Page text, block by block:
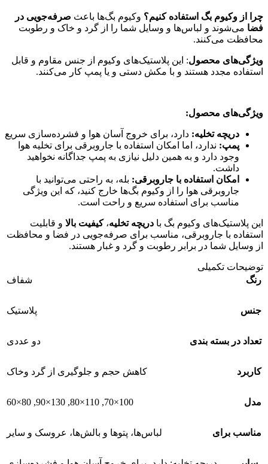
چرا از وکیوم بگ استفاده کنیم؟ وکیوم بگ‌ها باعث صرفه‌جویی در
فضا می‌شوند و لباس‌ها و وسایل شما را از گرد و خاک و رطوبت
محافظت می‌کنند.
ویژگی‌های محصول: این پلاستیک‌های وکیوم از جنس مقاوم و قابل
استفاده مجدد هستند و با مکش دستی و یا پمپ کار می‌کنند.
ویژگی‌های محصول:
دریچه تخلیه: دارد، برای خروج آسان هوا و فشرده‌سازی سریع
پمپ: ندارد، اما امکان استفاده با جاروبرقی برای تخلیه هوا
وجود دارد و به همین دلیل نیازی به پمپ جداگانه نخواهید
داشت.
امکان استفاده با جاروبرقی: بله، به راحتی می‌توانید با
جاروبرقی هوا را از وکیوم بگ‌ها خارج کنید، که این ویژگی
مناسب برای استفاده سریع و راحت است.
این پلاستیک‌های وکیوم بگ با دریچه تخلیه،کیفیت بالا و قابلیت
استفاده با جاروبرقی، مناسب برای صرفه‌جویی در فضا و محافظت
از وسایل شما در برابر رطوبت و گرد و غبار هستند.
توضیحات تکمیلی
رنگ
شفاف
جنس پلاستیک
تعداد در بسته بندی دو عددی
کاربرد کاهش حجم و جلوگیری از گرد وخاک
مدل 100×70
,
110×80
,
130×90
,
80×60
مناسب برای لباس‌ها، پتوها و بالش‌ها، عروسک و سایر